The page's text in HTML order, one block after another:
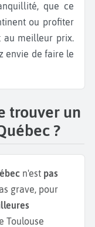
que ce
ou profiter
au meilleur prix.
envie de faire le
trouver un
?
n'est pas
grave, pour
Toulouse